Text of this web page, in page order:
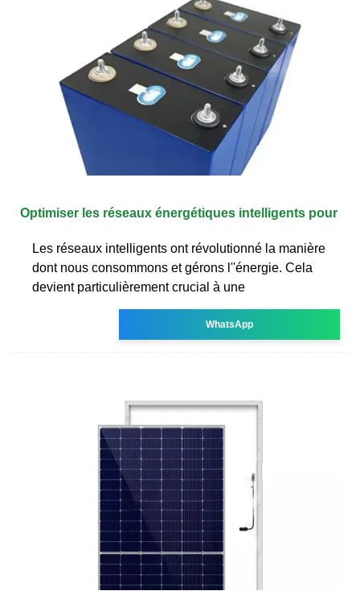
Optimiser les réseaux énergétiques intelligents pour
Les réseaux intelligents ont révolutionné la manière
dont nous consommons et gérons l''énergie. Cela
devient particulièrement crucial à une
WhatsApp